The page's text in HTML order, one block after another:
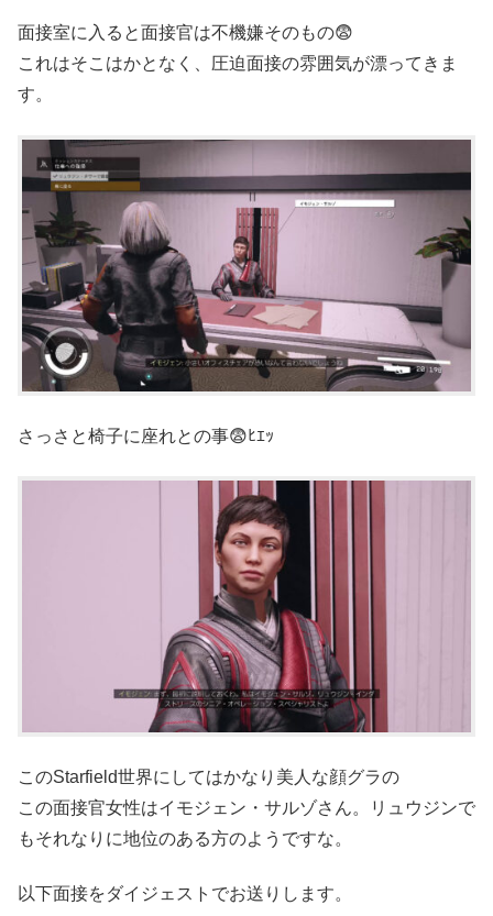
面接室に入ると面接官は不機嫌そのもの😨
これはそこはかとなく、圧迫面接の雰囲気が漂ってきま
す。
さっさと椅子に座れとの事😨ﾋｴｯ
このStarfield世界にしてはかなり美人な顔グラの
この面接官女性はイモジェン・サルゾさん。リュウジンで
もそれなりに地位のある方のようですな。
以下面接をダイジェストでお送りします。